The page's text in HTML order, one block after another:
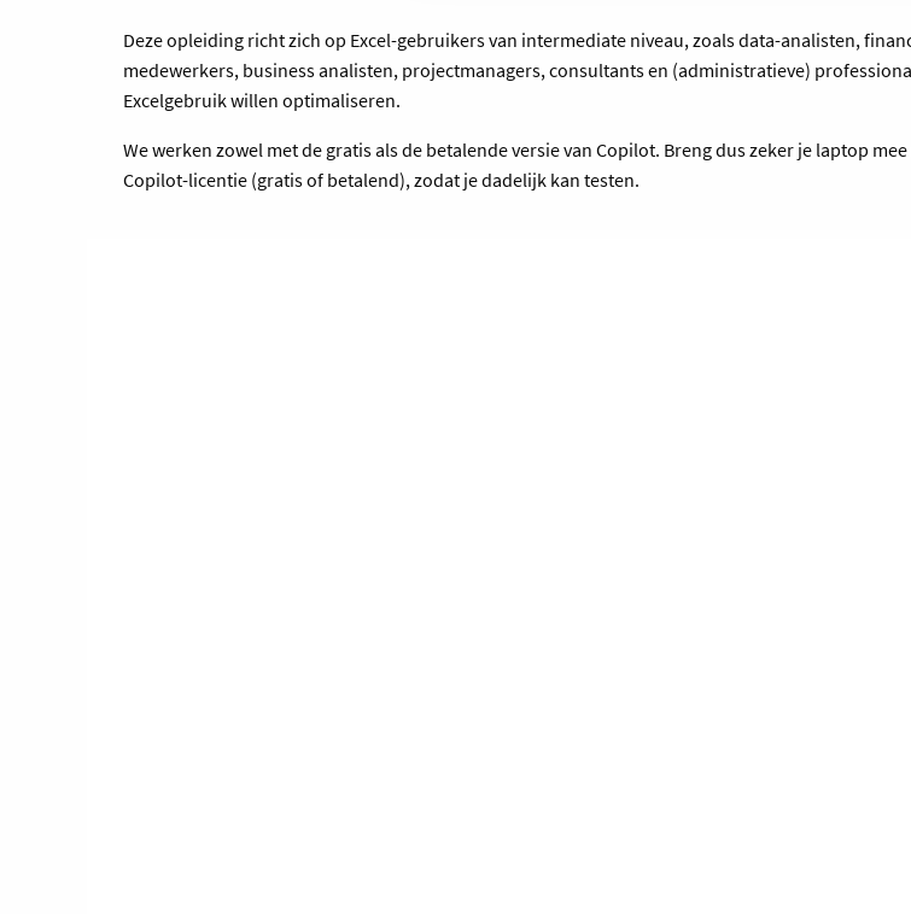
Deze opleiding richt zich op Excel-gebruikers van intermediate niveau, zoals data-analisten,
medewerkers, business analisten, projectmanagers, consultants en (administratieve)
Excelgebruik willen optimaliseren.
We werken zowel met de gratis als de betalende versie van Copilot. Breng dus zeker je laptop
Copilot-licentie (gratis of betalend), zodat je dadelijk kan testen.